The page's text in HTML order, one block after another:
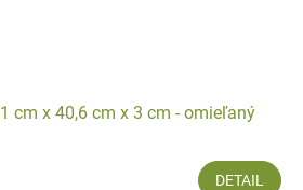
cm x 40,6 cm x 3 cm - omieľaný
DETAIL